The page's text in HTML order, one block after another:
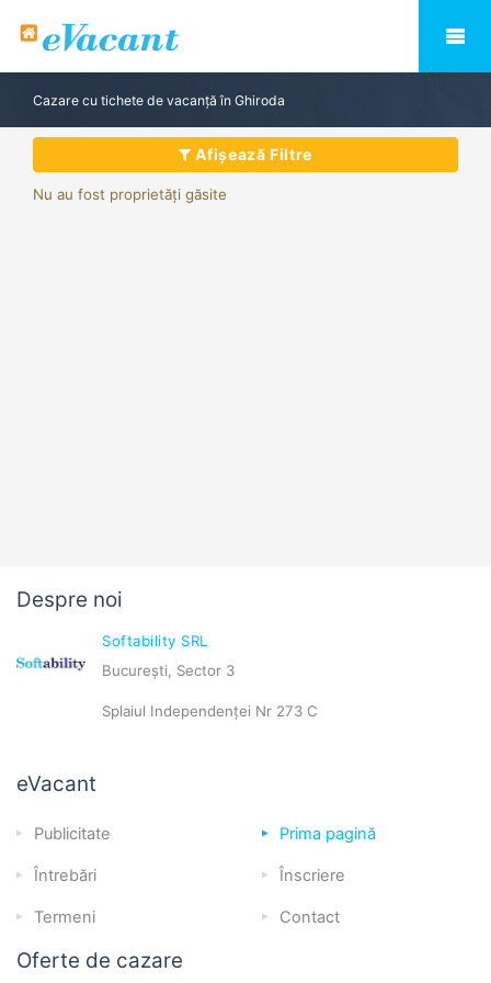
Cazare cu tichete de vacanță în Ghiroda
Afișează Filtre
Nu au fost proprietăți găsite
Despre noi
Softability SRL
București, Sector 3
Splaiul Independenței Nr 273 C
eVacant
Publicitate Prima pagină
Întrebări Înscriere
Termeni Contact
Oferte de cazare